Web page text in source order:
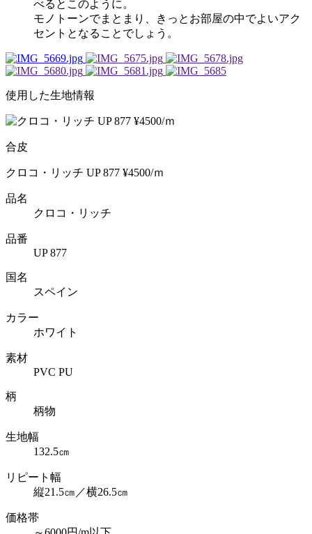
べるとこのように。
モノトーンでまとまり、きっとお部屋の中でよいアク
セントとなることでしょう。
使用した生地情報
合皮
クロコ・リッチ UP 877 ¥4500/ｍ
品名
クロコ・リッチ
品番
UP 877
国名
スペイン
カラー
ホワイト
素材
PVC PU
柄
柄物
生地幅
132.5㎝
リピート幅
縦21.5㎝／横26.5㎝
価格帯